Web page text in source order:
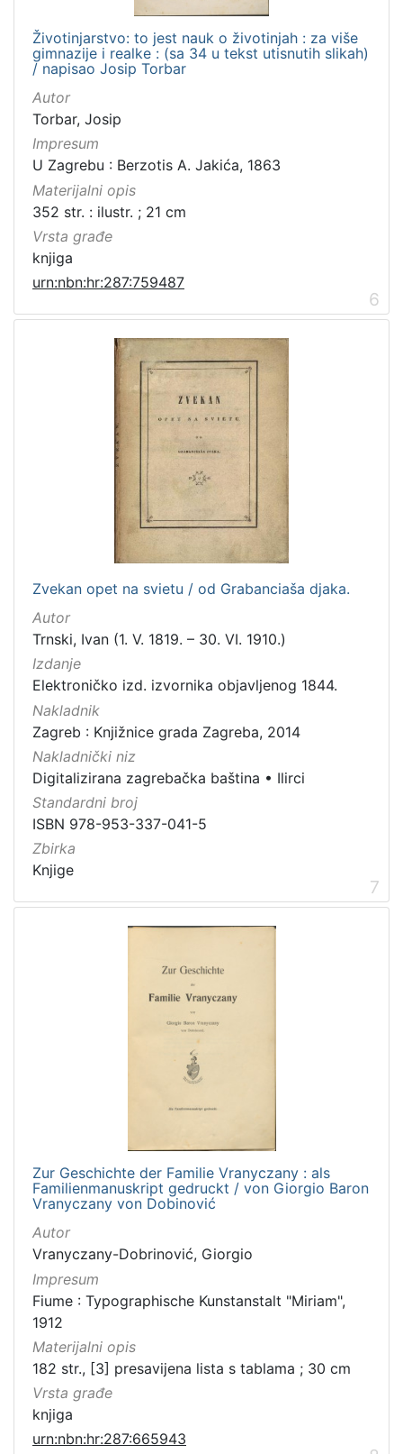
Životinjarstvo: to jest nauk o životinjah : za više
gimnazije i realke : (sa 34 u tekst utisnutih slikah)
/ napisao Josip Torbar
Autor
Torbar, Josip
Impresum
U Zagrebu : Berzotis A. Jakića, 1863
Materijalni opis
352 str. : ilustr. ; 21 cm
Vrsta građe
knjiga
urn:nbn:hr:287:759487
6
Zvekan opet na svietu / od Grabanciaša djaka.
Autor
Trnski, Ivan (1. V. 1819. – 30. VI. 1910.)
Izdanje
Elektroničko izd. izvornika objavljenog 1844.
Nakladnik
Zagreb : Knjižnice grada Zagreba, 2014
Nakladnički niz
Digitalizirana zagrebačka baština • Ilirci
Standardni broj
ISBN 978-953-337-041-5
Zbirka
Knjige
7
Zur Geschichte der Familie Vranyczany : als
Familienmanuskript gedruckt / von Giorgio Baron
Vranyczany von Dobinović
Autor
Vranyczany-Dobrinović, Giorgio
Impresum
Fiume : Typographische Kunstanstalt "Miriam",
1912
Materijalni opis
182 str., [3] presavijena lista s tablama ; 30 cm
Vrsta građe
knjiga
urn:nbn:hr:287:665943